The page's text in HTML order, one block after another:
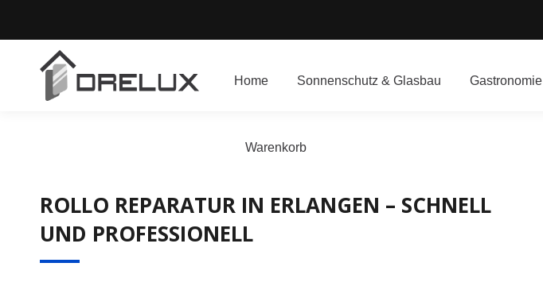
Home Sonnenschutz & Glasbau Gastronomie
Warenkorb
ROLLO REPARATUR IN ERLANGEN – SCHNELL
UND PROFESSIONELL